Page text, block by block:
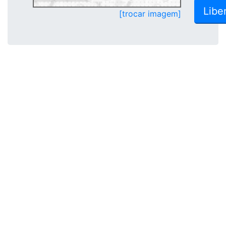
[trocar imagem]